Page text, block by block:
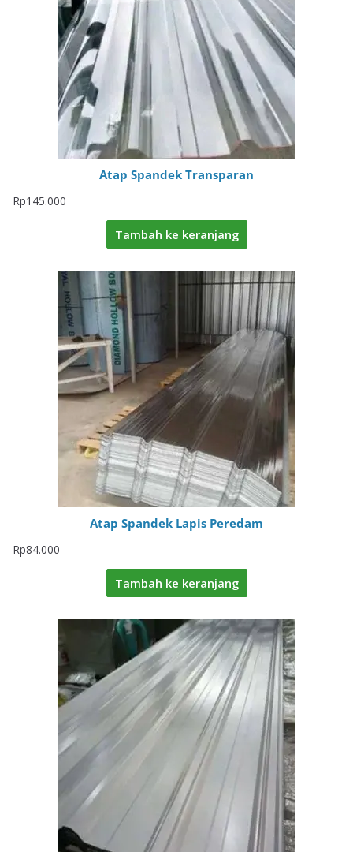
Atap Spandek Transparan
Rp145.000
Tambah ke keranjang
Atap Spandek Lapis Peredam
Rp84.000
Tambah ke keranjang